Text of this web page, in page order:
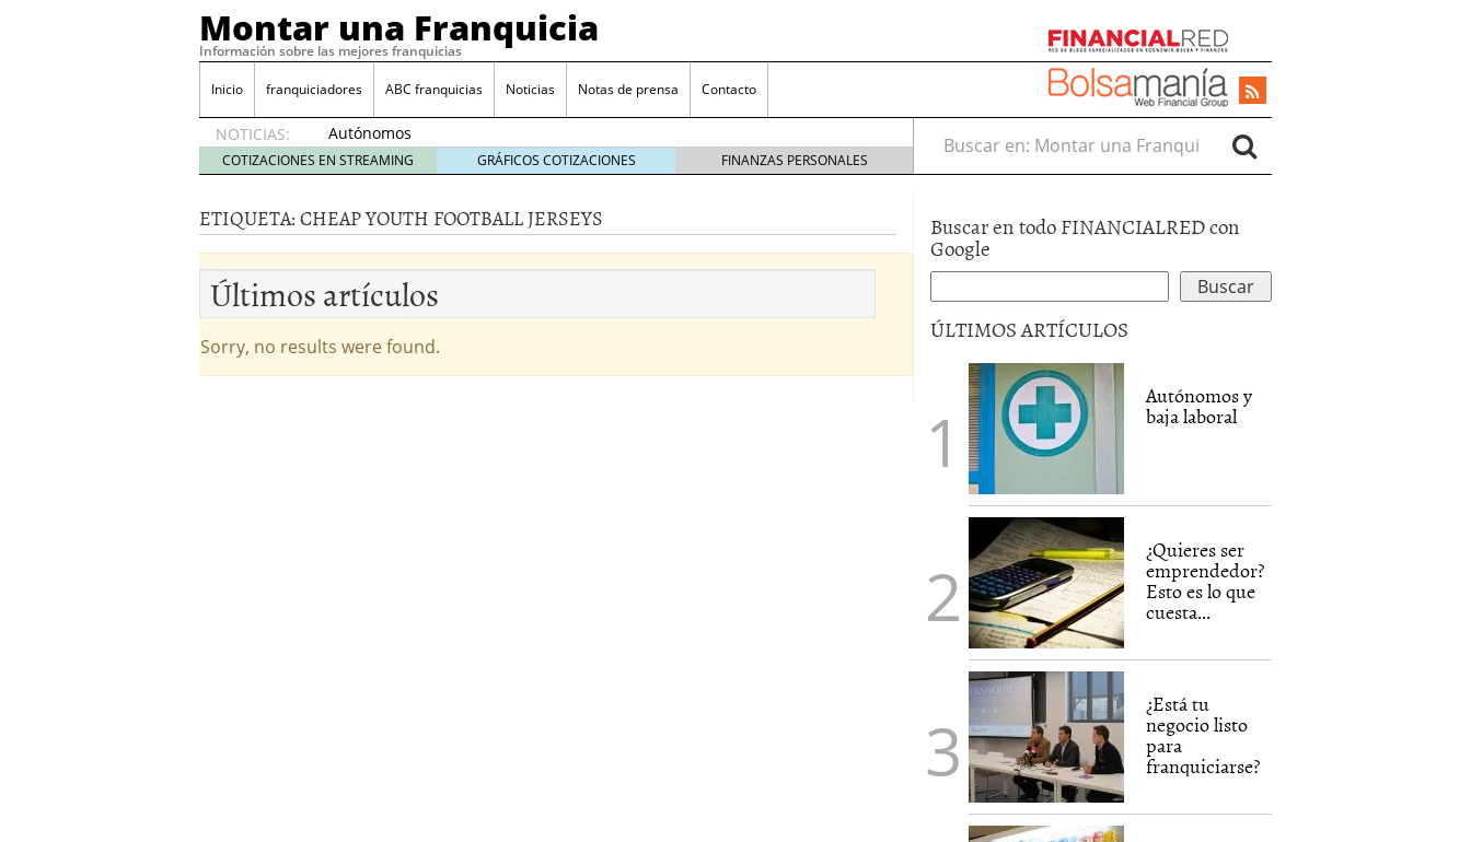
Montar una Franquicia
Información sobre las mejores franquicias
Inicio franquiciadores ABC franquicias Noticias Notas de prensa Contacto
NOTICIAS:
Autónomos
y baja
laboral
2014
¿Quieres ser emprendedor? Esto es lo que cuesta y las ayudas que puedes
tener 4 julio 2014
¿Está tu negocio listo para franquiciarse?
Eureka Vending: una opción práctica
COTIZACIONES EN STREAMING GRÁFICOS COTIZACIONES FINANZAS PERSONALES
Buscar en:
ETIQUETA:CHEAP YOUTH FOOTBALL JERSEYS
Últimos artículos
Sorry, no results were found.
Buscar en todo FINANCIALRED con
Google
ÚLTIMOS ARTÍCULOS
Autónomos y
baja laboral
¿Quieres ser
emprendedor?
Esto es lo que
cuesta...
¿Está tu
negocio listo
para
franquiciarse?